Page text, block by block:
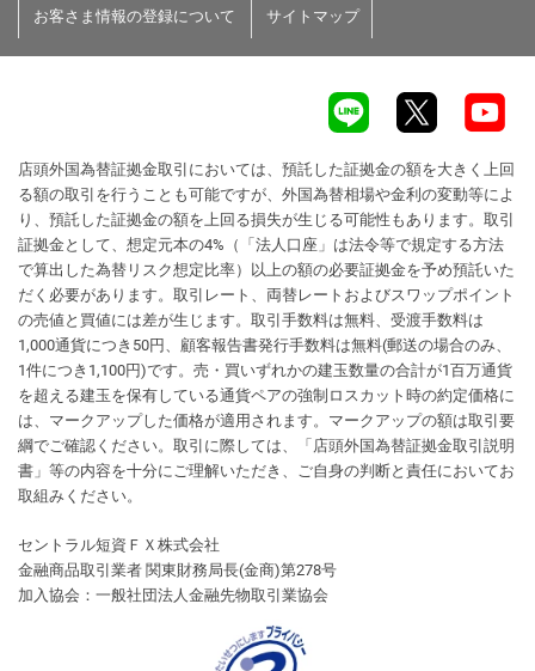
お客さま情報の登録について サイトマップ
店頭外国為替証拠金取引においては、預託した証拠金の額を大きく上回
る額の取引を行うことも可能ですが、外国為替相場や金利の変動等によ
り、預託した証拠金の額を上回る損失が生じる可能性もあります。取引
証拠金として、想定元本の4%（「法人口座」は法令等で規定する方法
で算出した為替リスク想定比率）以上の額の必要証拠金を予め預託いた
だく必要があります。取引レート、両替レートおよびスワップポイント
の売値と買値には差が生じます。取引手数料は無料、受渡手数料は
1,000通貨につき50円、顧客報告書発行手数料は無料(郵送の場合のみ、
1件につき1,100円)です。売・買いずれかの建玉数量の合計が1百万通貨
を超える建玉を保有している通貨ペアの強制ロスカット時の約定価格に
は、マークアップした価格が適用されます。マークアップの額は取引要
綱でご確認ください。取引に際しては、「店頭外国為替証拠金取引説明
書」等の内容を十分にご理解いただき、ご自身の判断と責任においてお
取組みください。
セントラル短資ＦＸ株式会社
金融商品取引業者 関東財務局長(金商)第278号
加入協会：一般社団法人金融先物取引業協会